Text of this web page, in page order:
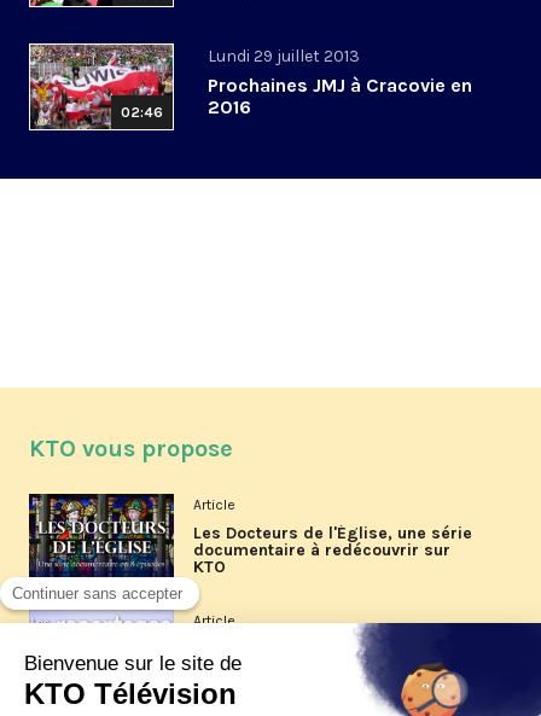
02:46
Lundi 29 juillet 2013
Prochaines JMJ à Cracovie en
2016
KTO vous propose
Article
Les Docteurs de l'Église, une série
documentaire à redécouvrir sur
KTO
Article
Les reportages d'été 2026 de KTO